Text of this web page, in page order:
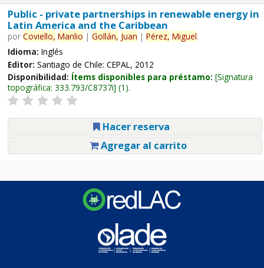
Public - private partnerships in renewable energy in
Latin America and the Caribbean
por Coviello, Manlio | Gollán, Juan | Pérez, Miguel.
Idioma: Inglés
Editor: Santiago de Chile: CEPAL, 2012
Disponibilidad: Ítems disponibles para préstamo: Signatura
topográfica: 333.793/C8737i (1).
Hacer reserva
Agregar al carrito